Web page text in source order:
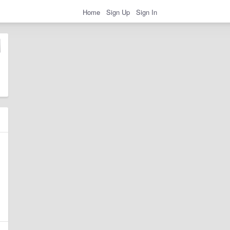
Home Sign Up Sign In